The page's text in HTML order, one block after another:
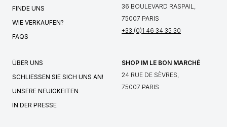
FINDE UNS
WIE VERKAUFEN?
FAQS
36 BOULEVARD RASPAIL,
75007 PARIS
+33 (0)1 46 34 35 30
ÜBER UNS
SCHLIESSEN SIE SICH UNS AN!
UNSERE NEUIGKEITEN
IN DER PRESSE
SHOP IM LE BON MARCHÉ
24 RUE DE SÈVRES,
75007 PARIS